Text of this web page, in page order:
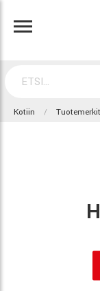
Kotiin Tuotemerkit